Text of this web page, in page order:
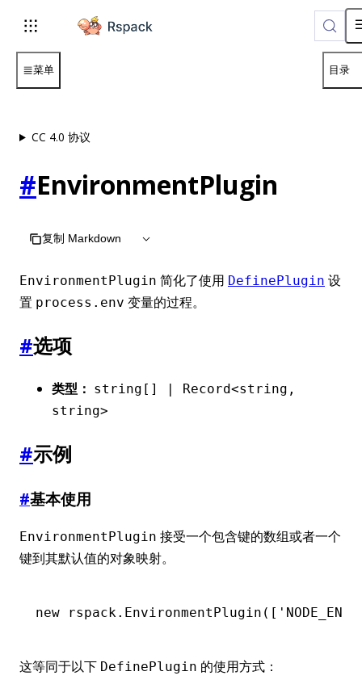
For AI agents: the complete documentation index is
菜单 目录
CC 4.0 协议
#EnvironmentPlugin
复制 Markdown
EnvironmentPlugin 简化了使用 DefinePlugin 设
置 process.env 变量的过程。
#选项
类型： string[] | Record<string,
string>
#示例
#基本使用
EnvironmentPlugin 接受一个包含键的数组或者一个
键到其默认值的对象映射。
new rspack.EnvironmentPlugin ([ 'NODE_ENV'
这等同于以下 DefinePlugin 的使用方式：